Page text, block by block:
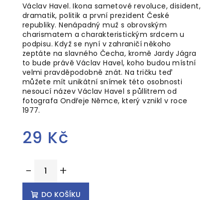
Václav Havel. Ikona sametové revoluce, disident,
dramatik, politik a první prezident České
republiky. Nenápadný muž s obrovským
charismatem a charakteristickým srdcem u
podpisu. Když se nyní v zahraničí někoho
zeptáte na slavného Čecha, kromě Jardy Jágra
to bude právě Václav Havel, koho budou místní
velmi pravděpodobně znát. Na tričku teď
můžete mít unikátní snímek této osobnosti
nesoucí název Václav Havel s půllitrem od
fotografa Ondřeje Němce, který vznikl v roce
1977.
29 Kč
cena:
+
−
DO KOŠÍKU